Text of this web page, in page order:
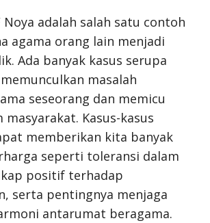
Noya adalah salah satu contoh
agama orang lain menjadi
Ada banyak kasus serupa
masalah
seseorang dan memicu
masyarakat. Kasus-kasus
memberikan kita banyak
seperti toleransi dalam
positif terhadap
serta pentingnya menjaga
antarumat beragama.